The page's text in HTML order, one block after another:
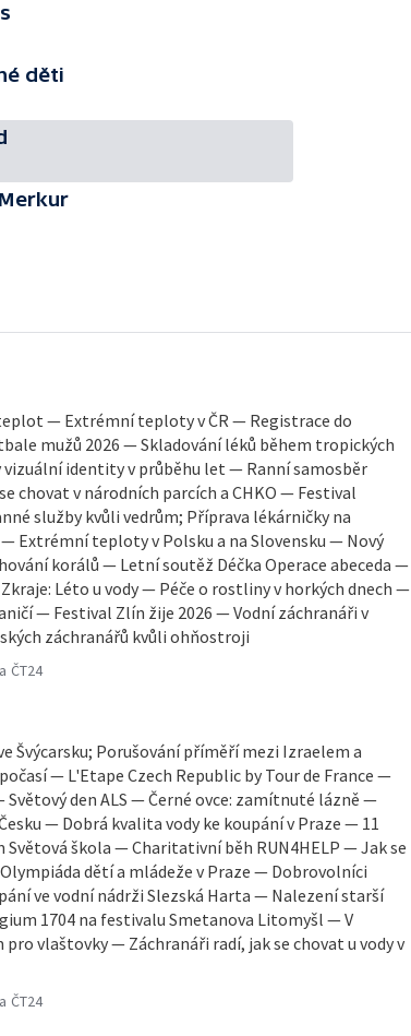
děti
— Extrémní teploty v ČR — Registrace do
mužů 2026 — Skladování léků během tropických
identity v průběhu let — Ranní samosběr
chovat v národních parcích a CHKO — Festival
služby kvůli vedrům; Příprava lékárničky na
Extrémní teploty v Polsku a na Slovensku — Nový
korálů — Letní soutěž Déčka Operace abeceda —
Léto u vody — Péče o rostliny v horkých dnech —
— Festival Zlín žije 2026 — Vodní záchranáři v
záchranářů kvůli ohňostroji
ČT24
Švýcarsku; Porušování příměří mezi Izraelem a
— L'Etape Czech Republic by Tour de France —
Světový den ALS — Černé ovce: zamítnuté lázně —
— Dobrá kvalita vody ke koupání v Praze — 11
škola — Charitativní běh RUN4HELP — Jak se
dětí a mládeže v Praze — Dobrovolníci
ve vodní nádrži Slezská Harta — Nalezení starší
1704 na festivalu Smetanova Litomyšl — V
pro vlaštovky — Záchranáři radí, jak se chovat u vody v
ČT24